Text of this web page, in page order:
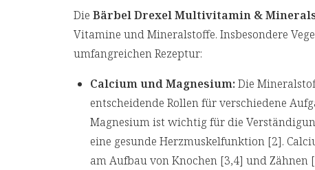
Die Bärbel Drexel Multivitamin &
Vitamine und Mineralstoffe. Insbesondere
umfangreichen Rezeptur:
Calcium und Magnesium: Die
entscheidende Rollen für verschiedene
Magnesium ist wichtig für die
eine gesunde Herzmuskelfunktion [2].
am Aufbau von Knochen [3,4] und